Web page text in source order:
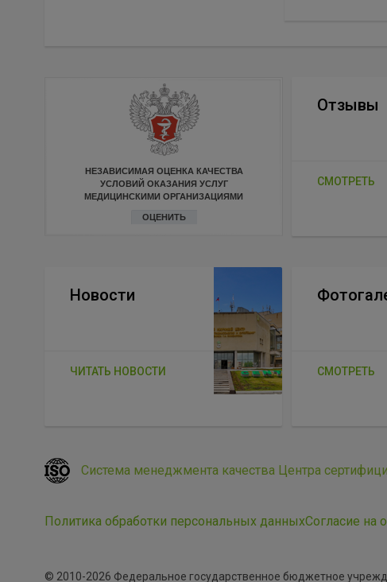
НЕЗАВИСИМАЯ ОЦЕНКА КАЧЕСТВА
УСЛОВИЙ ОКАЗАНИЯ УСЛУГ
МЕДИЦИНСКИМИ ОРГАНИЗАЦИЯМИ
ОЦЕНИТЬ
Отзывы
СМОТРЕТЬ
Новости
ЧИТАТЬ НОВОСТИ СМОТРЕТЬ
Система менеджмента качества Центра
Политика обработки персональных данныхСогласие на
© 2010-2026 Федеральное государственное бюджетное